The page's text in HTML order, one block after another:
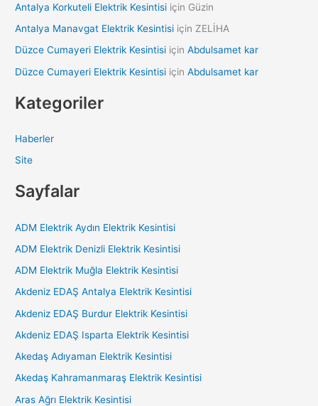
Antalya Korkuteli Elektrik Kesintisi için Güzin
Antalya Manavgat Elektrik Kesintisi için ZELİHA
Düzce Cumayeri Elektrik Kesintisi içinAbdulsamet kar
Düzce Cumayeri Elektrik Kesintisi içinAbdulsamet kar
Kategoriler
Haberler
Site
Sayfalar
ADM Elektrik Aydın Elektrik Kesintisi
ADM Elektrik Denizli Elektrik Kesintisi
ADM Elektrik Muğla Elektrik Kesintisi
Akdeniz EDAŞ Antalya Elektrik Kesintisi
Akdeniz EDAŞ Burdur Elektrik Kesintisi
Akdeniz EDAŞ Isparta Elektrik Kesintisi
Akedaş Adıyaman Elektrik Kesintisi
Akedaş Kahramanmaraş Elektrik Kesintisi
Aras Ağrı Elektrik Kesintisi